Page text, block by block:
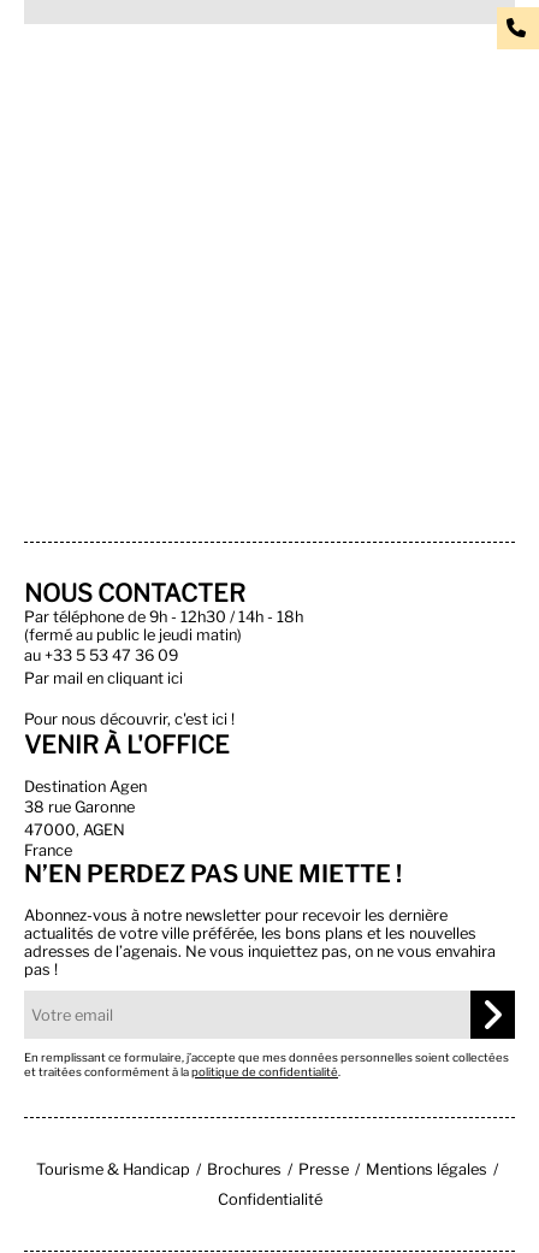
NOUS CONTACTER
Par téléphone de 9h - 12h30 / 14h - 18h
(fermé au public le jeudi matin)
au +33 5 53 47 36 09
Par mail en cliquant ici
Pour nous découvrir, c'est ici !
VENIR À L'OFFICE
Destination Agen
38 rue Garonne
47000, AGEN
France
N’EN PERDEZ PAS UNE MIETTE !
Abonnez-vous à notre newsletter pour recevoir les dernière
actualités de votre ville préférée, les bons plans et les nouvelles
adresses de l’agenais. Ne vous inquiettez pas, on ne vous envahira
pas !
En remplissant ce formulaire, j’accepte que mes données personnelles soient collectées
et traitées conformément à lapolitique de confidentialité
Tourisme & Handicap Brochures Presse
Mentions légales
Confidentialité